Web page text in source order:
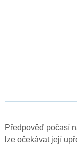
Předpověď počasí
lze očekávat její